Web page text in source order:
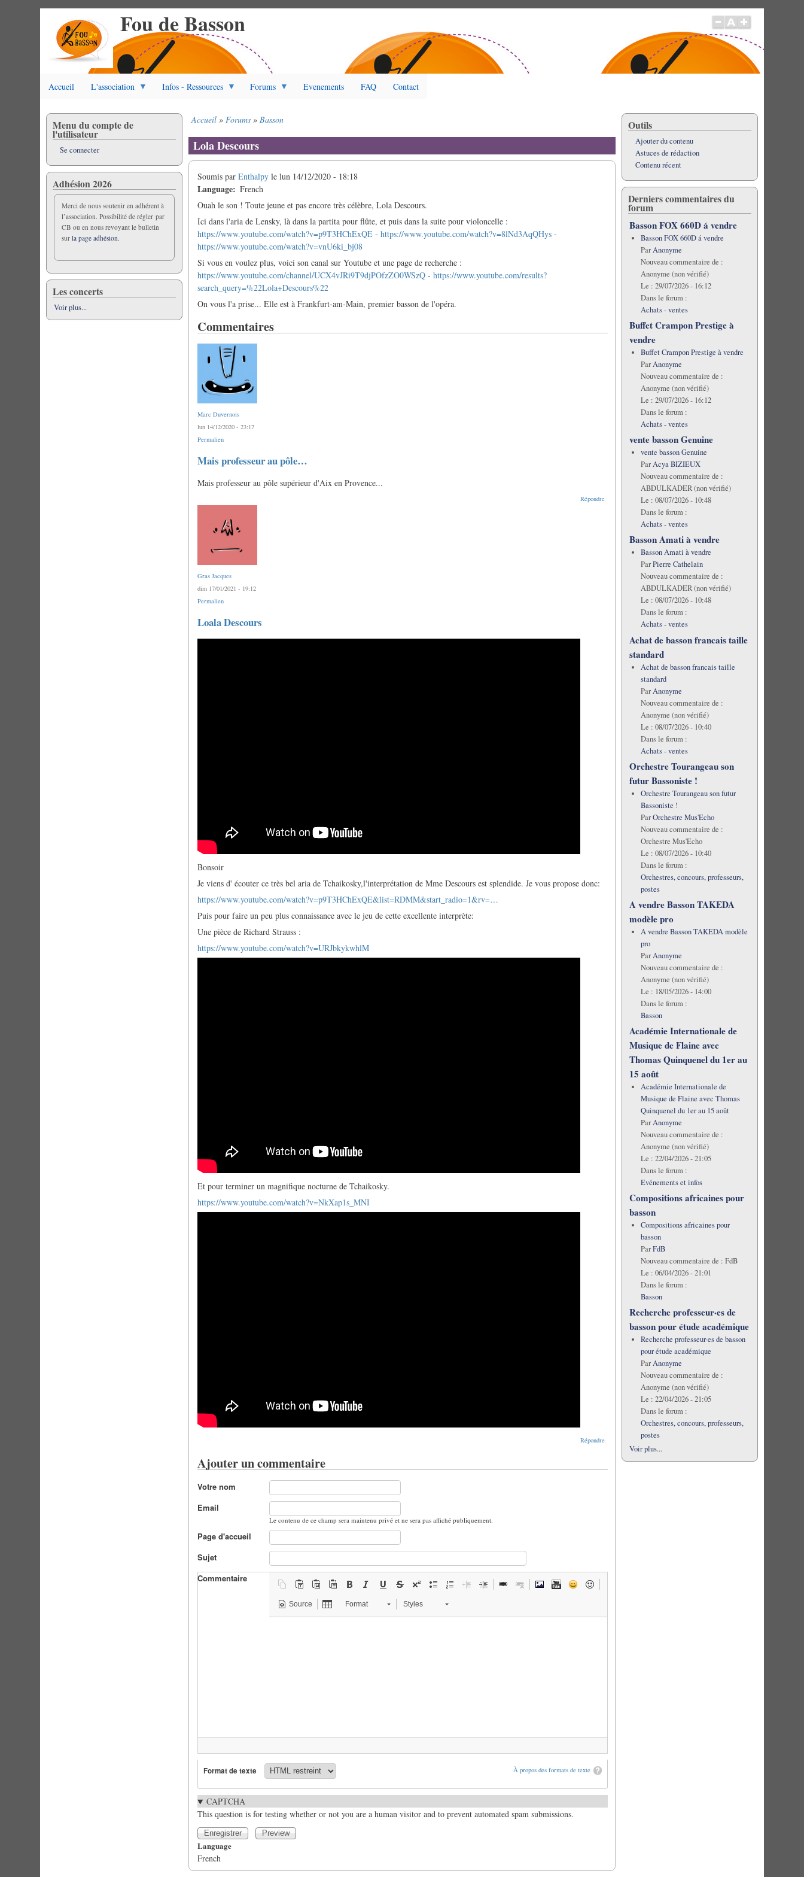
Fou de Basson
Accueil L'association Infos - Ressources Forums Evenements FAQ Contact
d'Ariane
Accueil Forums Basson
Lola Descours
Soumis parEnthalpy lelun 14/12/2020 - 18:18
Language
French
Ouah le son ! Toute jeune et pas encore très célèbre, Lola Descours.
Ici dans l'aria de Lensky, là dans la partita pour flûte, et puis dans la suite pour violoncelle :
https://www.youtube.com/watch?v=p9T3HChExQE -https://www.youtube.com/watch?v=8lNd3AqQHys -
https://www.youtube.com/watch?v=vnU6ki_bj08
Si vous en voulez plus, voici son canal sur Youtube et une page de recherche :
https://www.youtube.com/channel/UCX4vJRi9T9djPOfzZO0WSzQ -https://www.youtube.com/results?
search_query=%22Lola+Descours%22
On vous l'a prise... Elle est à Frankfurt-am-Main, premier basson de l'opéra.
Commentaires
Marc Duvernois
lun 14/12/2020 - 23:17
Permalien
Mais professeur au pôle…
Mais professeur au pôle supérieur d'Aix en Provence...
Répondre
Gras Jacques
dim 17/01/2021 - 19:12
Permalien
Loala Descours
Bonsoir
Je viens d' écouter ce très bel aria de Tchaikosky,l'interprétation de Mme Descours est splendide. Je vous propose donc:
https://www.youtube.com/watch?v=p9T3HChExQE&list=RDMM&start_radio=1&rv=…
Puis pour faire un peu plus connaissance avec le jeu de cette excellente interprète:
Une pièce de Richard Strauss :
https://www.youtube.com/watch?v=URJbkykwhlM
Et pour terminer un magnifique nocturne de Tchaikosky.
https://www.youtube.com/watch?v=NkXap1s_MNI
Répondre
Ajouter un commentaire
Votre nom
Email
Le contenu de ce champ sera maintenu privé et ne sera pas affiché publiquement.
Page d'accueil
Sujet
Commentaire
Source Format Styles
À propos des formats de texte
Format de texte
CAPTCHA
This question is for testing whether or not you are a human visitor and to prevent automated spam submissions.
Language
French
Menu du compte de
l'utilisateur
Se connecter
Adhésion 2026
Merci de nous soutenir en adhérent à
l’association. Possibilité de régler par
CB ou en nous revoyant le bulletin
surla page adhésion.
Les concerts
Voir plus...
Outils
Ajouter du contenu
Astuces de rédaction
Contenu récent
Derniers commentaires du
forum
Basson FOX 660D á vendre
Basson FOX 660D á vendre
ParAnonyme
Nouveau commentaire de :
Anonyme (non vérifié)
Le : 29/07/2026 - 16:12
Dans le forum :
Achats - ventes
Buffet Crampon Prestige à
vendre
Buffet Crampon Prestige à vendre
ParAnonyme
Nouveau commentaire de :
Anonyme (non vérifié)
Le : 29/07/2026 - 16:12
Dans le forum :
Achats - ventes
vente basson Genuine
vente basson Genuine
ParAcya BIZIEUX
Nouveau commentaire de :
ABDULKADER (non vérifié)
Le : 08/07/2026 - 10:48
Dans le forum :
Achats - ventes
Basson Amati à vendre
Basson Amati à vendre
ParPierre Cathelain
Nouveau commentaire de :
ABDULKADER (non vérifié)
Le : 08/07/2026 - 10:48
Dans le forum :
Achats - ventes
Achat de basson francais taille
standard
Achat de basson francais taille
standard
ParAnonyme
Nouveau commentaire de :
Anonyme (non vérifié)
Le : 08/07/2026 - 10:40
Dans le forum :
Achats - ventes
Orchestre Tourangeau son
futur Bassoniste !
Orchestre Tourangeau son futur
Bassoniste !
ParOrchestre Mus'Echo
Nouveau commentaire de :
Orchestre Mus'Echo
Le : 08/07/2026 - 10:40
Dans le forum :
Orchestres, concours, professeurs,
postes
A vendre Basson TAKEDA
modèle pro
A vendre Basson TAKEDA modèle
pro
ParAnonyme
Nouveau commentaire de :
Anonyme (non vérifié)
Le : 18/05/2026 - 14:00
Dans le forum :
Basson
Académie Internationale de
Musique de Flaine avec
Thomas Quinquenel du 1er au
15 août
Académie Internationale de
Musique de Flaine avec Thomas
Quinquenel du 1er au 15 août
ParAnonyme
Nouveau commentaire de :
Anonyme (non vérifié)
Le : 22/04/2026 - 21:05
Dans le forum :
Evénements et infos
Compositions africaines pour
basson
Compositions africaines pour
basson
ParFdB
Nouveau commentaire de : FdB
Le : 06/04/2026 - 21:01
Dans le forum :
Basson
Recherche professeur·es de
basson pour étude académique
Recherche professeur·es de basson
pour étude académique
ParAnonyme
Nouveau commentaire de :
Anonyme (non vérifié)
Le : 22/04/2026 - 21:05
Dans le forum :
Orchestres, concours, professeurs,
postes
Voir plus...